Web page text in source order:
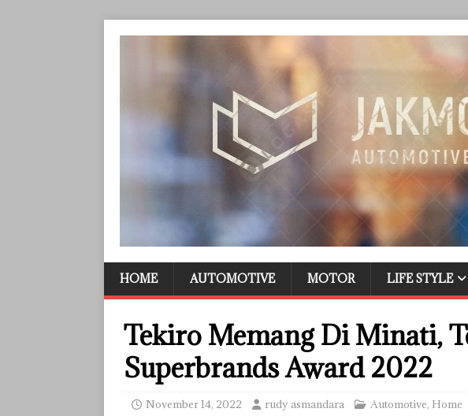
HOME AUTOMOTIVE MOTOR LIFE STYLE
Tekiro Memang Di Minati,
Superbrands Award 2022
November 14, 2022 rudy asmandara Automotive, Home